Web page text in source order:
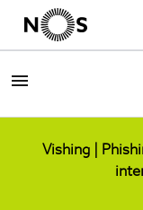
Vishing |